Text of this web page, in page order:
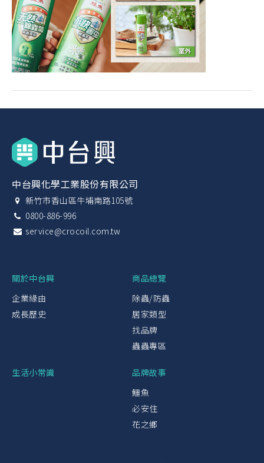
中台興化學工業股份有限公司
新竹市香山區牛埔南路105號
0800-886-996
service@crocoil.com.tw
關於中台興
企業緣由
成長歷史
商品總覽
除蟲/防蟲
居家類型
找品牌
蟲蟲專區
生活小常識
品牌故事
鱷魚
必安住
花之鄉